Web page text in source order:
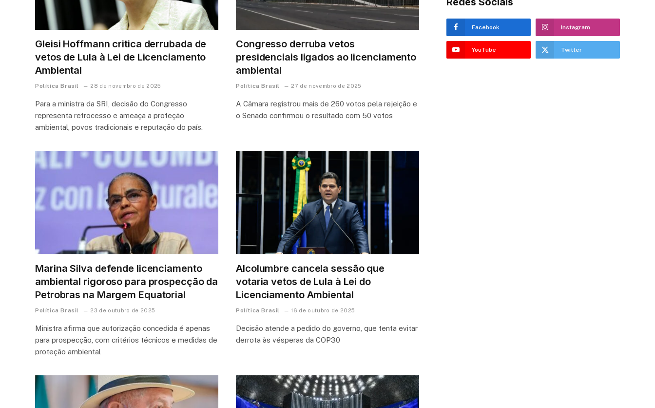
Gleisi Hoffmann critica derrubada de
vetos de Lula à Lei de Licenciamento
Ambiental
Política Brasil 28 de novembro de 2025
Para a ministra da SRI, decisão do Congresso
representa retrocesso e ameaça a proteção
ambiental, povos tradicionais e reputação do país.
Congresso derruba vetos
presidenciais ligados ao licenciamento
ambiental
Política Brasil 27 de novembro de 2025
A Câmara registrou mais de 260 votos pela rejeição e
o Senado confirmou o resultado com 50 votos
Marina Silva defende licenciamento
ambiental rigoroso para prospecção da
Petrobras na Margem Equatorial
Política Brasil 23 de outubro de 2025
Ministra afirma que autorização concedida é apenas
para prospecção, com critérios técnicos e medidas de
proteção ambiental
Alcolumbre cancela sessão que
votaria vetos de Lula à Lei do
Licenciamento Ambiental
Política Brasil 16 de outubro de 2025
Decisão atende a pedido do governo, que tenta evitar
derrota às vésperas da COP30
Facebook Instagram
YouTube Twitter